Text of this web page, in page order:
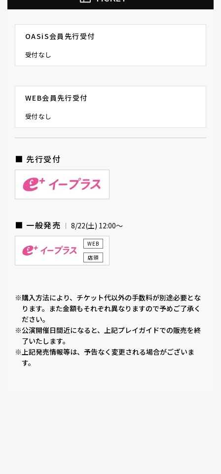
OASiS会員先行受付
受付なし
WEB会員先行受付
受付なし
■ 先行受付
■ 一般発売 8/22(土) 12:00〜
WEB
店頭
※購入方法により、チケット代以外の手数料が別途必要とな
ります。また金額もそれぞれ異なりますので予めご了承く
ださい。
※公演開催日間近になると、上記プレイガイドでの販売を終
了いたします。
※上記発売情報等は、予告なく変更される場合がございま
す。